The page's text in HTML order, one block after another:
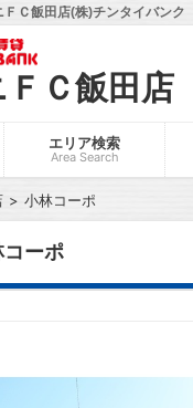
Ｃ飯田店(株)チンタイバンク
ＦＣ飯田店
エリア検索
Area Search
小林コーポ
コーポ